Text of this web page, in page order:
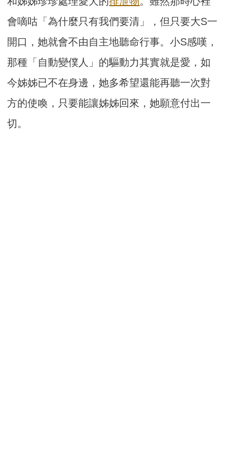
會嘀咕「為什麼只有我們要清」，但只要大S一
開口，她就會不由自主地聽命行事。小S感嘆，
那種「自動變僕人」的驅動力其實就是愛，如
今姊姊已不在身邊，她多希望還能再聽一次對
方的使喚，只要能讓姊姊回來，她願意付出一
切。